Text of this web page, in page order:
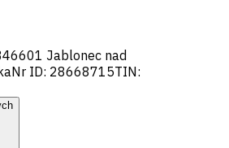
46601 Jablonec nad
Nr ID: 28668715TIN: